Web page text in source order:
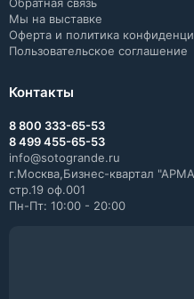
Мы на выставке
Оферта и политика
Пользовательское соглашение
Контакты
8 800 333-65-53
8 499 455-65-53
info@sotogrande.ru
г.Москва,Бизнес-квартал
стр.19 оф.001
Пн-Пт: 10:00 - 20:00